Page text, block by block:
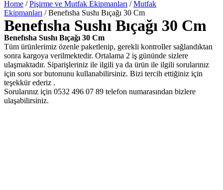
Home /Pişirme ve Mutfak Ekipmanları /Mutfak
Ekipmanları / Benefısha Sushı Bıçağı 30 Cm
Benefısha Sushı Bıçağı 30 Cm
Benefısha Sushı Bıçağı 30 Cm
Tüm ürünlerimiz özenle paketlenip, gerekli kontroller sağlandıktan
sonra kargoya verilmektedir. Ortalama 2 iş gününde sizlere
ulaşmaktadır. Siparişleriniz ile ilgili ya da ürün ile ilgili sorularınız
için soru sor butonunu kullanabilirsiniz. Bizi tercih ettiğiniz için
teşekkür ederiz .
Sorularınız için 0532 496 07 89 telefon numarasından bizlere
ulaşabilirsiniz.